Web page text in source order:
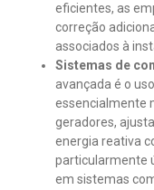
eficientes, as
correção
associados à
Sistemas de
avançada é o
essencialmente
geradores,
energia reativa
particularmente
em sistemas